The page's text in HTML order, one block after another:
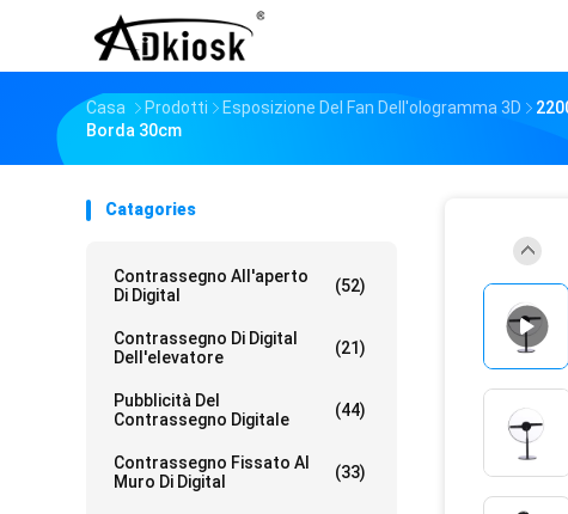
Casa Prodotti Esposizione Del Fan Dell'ologramma 3D
Borda 30cm
Catagories
Contrassegno All'aperto
Di Digital
(52)
Contrassegno Di Digital
Dell'elevatore
(21)
Pubblicità Del
Contrassegno Digitale
(44)
Contrassegno Fissato Al
Muro Di Digital
(33)